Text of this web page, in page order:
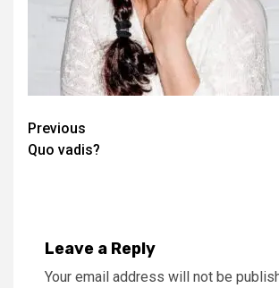
Continue
Reading
Previous
Quo vadis?
Leave a Reply
Your email address will not be